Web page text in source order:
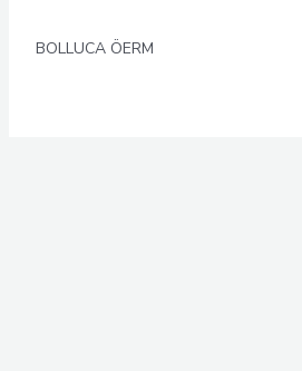
BOLLUCA ÖERM